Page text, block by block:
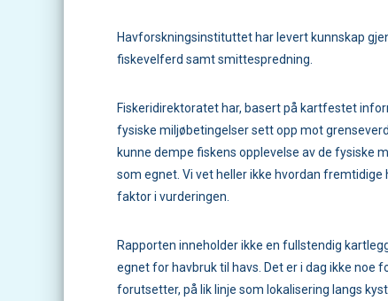
Havforskningsinstituttet har levert kunnskap
fiskevelferd samt smittespredning.
Fiskeridirektoratet har, basert på kartfestet
fysiske miljøbetingelser sett opp mot
kunne dempe fiskens opplevelse av de fysiske
som egnet. Vi vet heller ikke hvordan
faktor i vurderingen.
Rapporten inneholder ikke en fullstendig
egnet for havbruk til havs. Det er i dag ikke noe
forutsetter, på lik linje som lokalisering langs